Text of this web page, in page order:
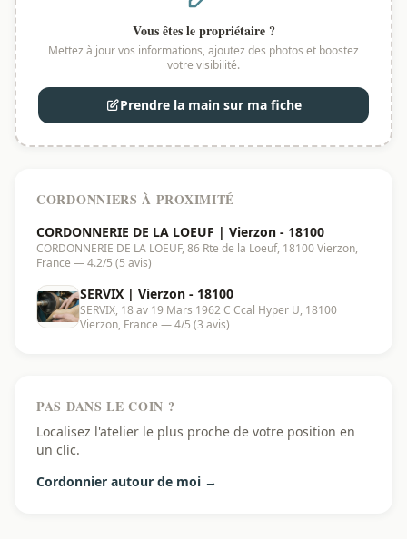
Vous êtes le propriétaire ?
Mettez à jour vos informations, ajoutez des photos et boostez
votre visibilité.
Prendre la main sur ma fiche
CORDONNIERS À PROXIMITÉ
CORDONNERIE DE LA LOEUF | Vierzon - 18100
CORDONNERIE DE LA LOEUF, 86 Rte de la Loeuf, 18100 Vierzon,
France — 4.2/5 (5 avis)
SERVIX | Vierzon - 18100
SERVIX, 18 av 19 Mars 1962 C Ccal Hyper U, 18100
Vierzon, France — 4/5 (3 avis)
PAS DANS LE COIN ?
Localisez l'atelier le plus proche de votre position en
un clic.
Cordonnier autour de moi →